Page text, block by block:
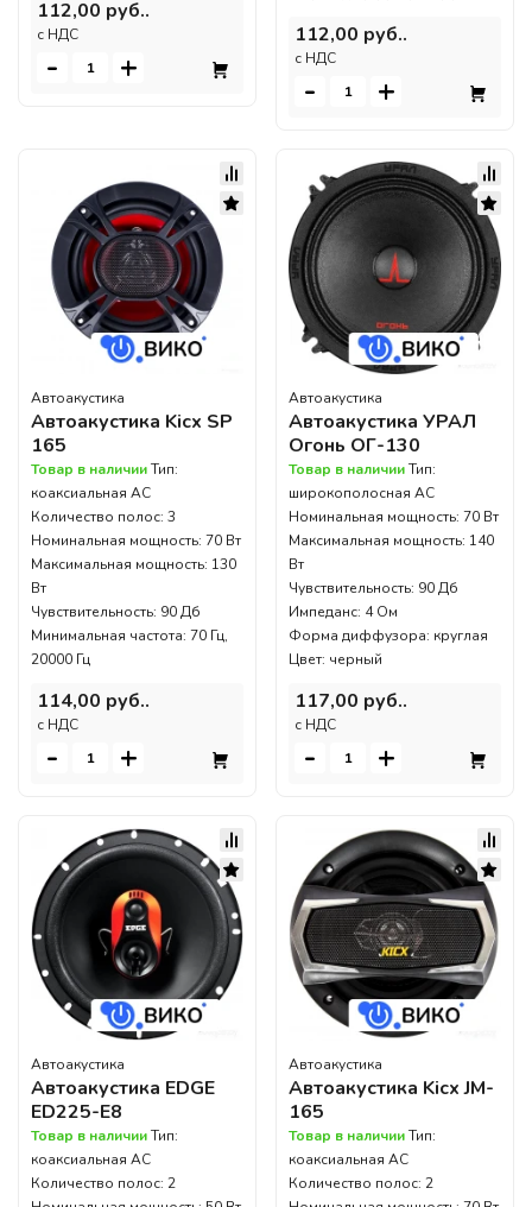
112,00 руб..
c НДС
- +
112,00 руб..
c НДС
- +
Автоакустика
Автоакустика Kicx SP
165
Товар в наличииТип:
коаксиальная АС
Количество полос: 3
Номинальная мощность: 70 Вт
Максимальная мощность: 130
Вт
Чувствительность: 90 Дб
Минимальная частота: 70 Гц,
20000 Гц
114,00 руб..
c НДС
- +
Автоакустика
Автоакустика УРАЛ
Огонь ОГ-130
Товар в наличииТип:
широкополосная АС
Номинальная мощность: 70 Вт
Максимальная мощность: 140
Вт
Чувствительность: 90 Дб
Импеданс: 4 Ом
Форма диффузора: круглая
Цвет: черный
117,00 руб..
c НДС
- +
Автоакустика
Автоакустика EDGE
ED225-E8
Товар в наличииТип:
коаксиальная АС
Количество полос: 2
Автоакустика
Автоакустика Kicx JM-
165
Товар в наличииТип:
коаксиальная АС
Количество полос: 2